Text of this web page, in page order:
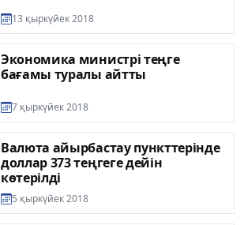
13 қыркүйек 2018
Экономика министрі теңге
бағамы туралы айтты
7 қыркүйек 2018
Валюта айырбастау пункттерінде
доллар 373 теңгеге дейін
көтерілді
5 қыркүйек 2018